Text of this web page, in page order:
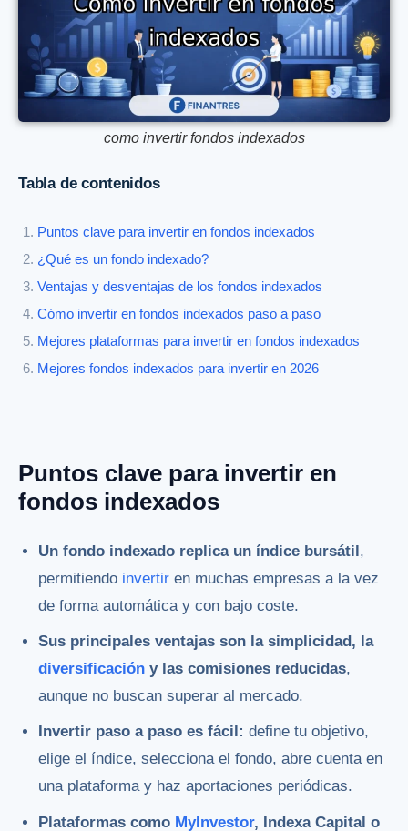
como invertir fondos indexados
Tabla de contenidos
Puntos clave para invertir en fondos indexados
¿Qué es un fondo indexado?
Ventajas y desventajas de los fondos indexados
Cómo invertir en fondos indexados paso a paso
Mejores plataformas para invertir en fondos indexados
Mejores fondos indexados para invertir en 2026
Puntos clave para invertir en
fondos indexados
Un fondo indexado replica un índice bursátil,
permitiendo invertir en muchas empresas a la vez
de forma automática y con bajo coste.
Sus principales ventajas son la simplicidad, la
diversificación y las comisiones reducidas,
aunque no buscan superar al mercado.
Invertir paso a paso es fácil: define tu objetivo,
elige el índice, selecciona el fondo, abre cuenta en
una plataforma y haz aportaciones periódicas.
Plataformas como MyInvestor, Indexa Capital o